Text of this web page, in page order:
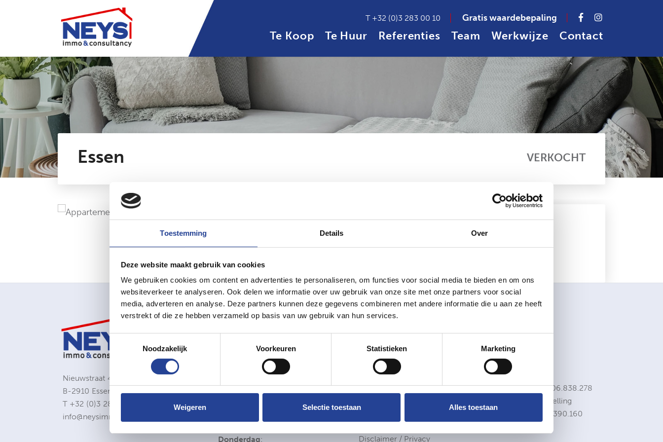
Toestemming Details Over
Deze website maakt gebruik van cookies
We gebruiken cookies om content en advertenties te personaliseren, om functies voor social media te bieden en om ons
websiteverkeer te analyseren. Ook delen we informatie over uw gebruik van onze site met onze partners voor social
media, adverteren en analyse. Deze partners kunnen deze gegevens combineren met andere informatie die u aan ze heeft
verstrekt of die ze hebben verzameld op basis van uw gebruik van hun services.
Toestemmingsselectie
Noodzakelijk
Voorkeuren Statistieken Marketing
Weigeren Selectie toestaan Alles toestaan
T +32 (0)3 283 00 10 Gratis waardebepaling
Te Koop Te Huur Referenties Team Werkwijze Contact
Essen VERKOCHT
Contactinfo
Nieuwstraat 4b
B-2910 Essen
T +32 (0)3 283 00 10
info@neysimmo.com
9u00-12u30 / 13u30-17u30
Dinsdag:
Donderdag:
Aanbod te koop
Aanbod te huur
Onze referenties
Onze werkwijze
Disclaimer / Privacy
BIV 505900- BE0806.838.278
BA en financiële instelling
Axa Belgium nv 730.390.160